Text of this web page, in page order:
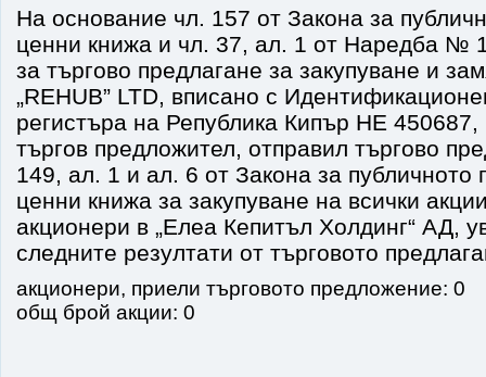
На основание чл. 157 от Закона за
ценни книжа и чл. 37, ал. 1 от Наредба №
за търгово предлагане за закупуване и
„REHUB” LTD, вписано с
регистъра на Република Кипър ΗΕ 450687,
търгов предложител, отправил търгово
149, ал. 1 и ал. 6 от Закона за публичното
ценни книжа за закупуване на всички
акционери в „Елеа Кепитъл Холдинг“ АД,
следните резултати от търговото
акционери, приели търговото предложение: 0
общ брой акции: 0